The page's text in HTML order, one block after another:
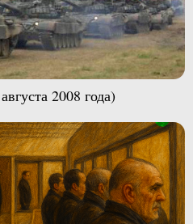
2008 года)